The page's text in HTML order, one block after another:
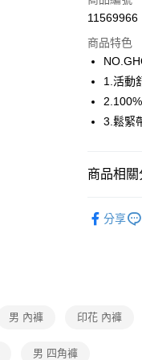
街口支付
ATM付款
運送方式
全家取貨
付款後全
7-11取貨
11569966
商品特色
1.活動
3.鬆緊
商品相關
【好評不
分享
男 內褲 印花 內褲
男 四角褲